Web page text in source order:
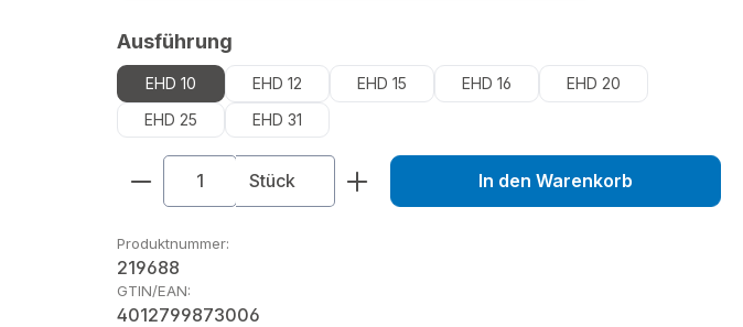
Ausführung
EHD 10 EHD 12 EHD 15 EHD 16
EHD 20
EHD 25
EHD 31
Produkt Anzahl: Gib den gewünschten Wert
Stück In den Warenkorb
Produktnummer:
219688
GTIN/EAN:
4012799873006